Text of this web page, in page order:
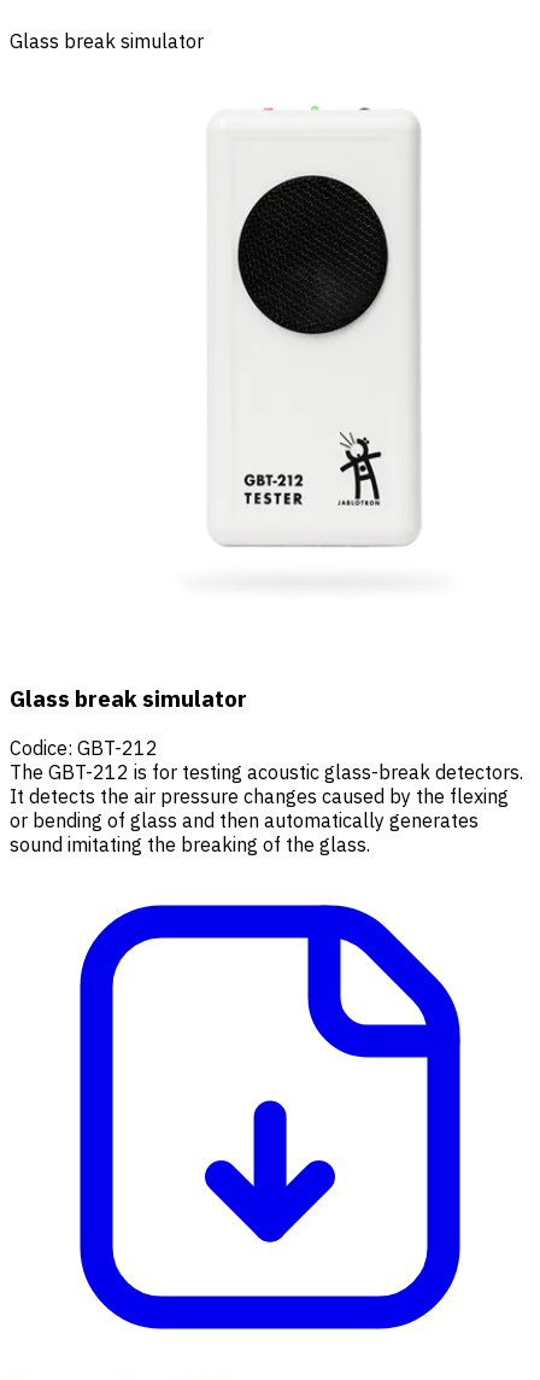
Glass break simulator
Glass break simulator
Codice: GBT-212
The GBT-212 is for testing acoustic glass-break detectors.
It detects the air pressure changes caused by the flexing
or bending of glass and then automatically generates
sound imitating the breaking of the glass.